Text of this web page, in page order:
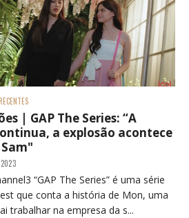
| GAP The Series: “A
a explosão acontece
“GAP The Series” é uma série
que conta a história de Mon, uma
trabalhar na empresa da s...